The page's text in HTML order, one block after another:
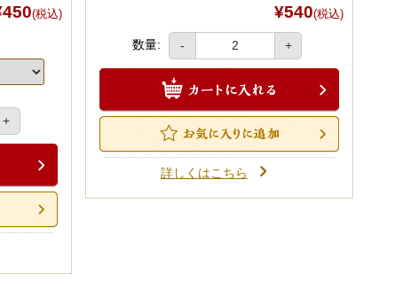
(税込)
+
¥540(税込)
数量: - +
詳しくはこちら